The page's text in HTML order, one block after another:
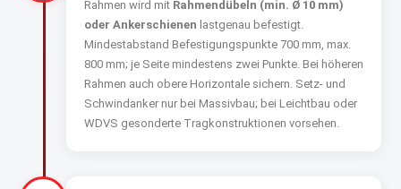
Rahmen wird mit Rahmendübeln (min. Ø 10 mm)
oder Ankerschienen lastgenau befestigt.
Mindestabstand Befestigungspunkte 700 mm, max.
800 mm; je Seite mindestens zwei Punkte. Bei höheren
Rahmen auch obere Horizontale sichern. Setz- und
Schwindanker nur bei Massivbau; bei Leichtbau oder
WDVS gesonderte Tragkonstruktionen vorsehen.